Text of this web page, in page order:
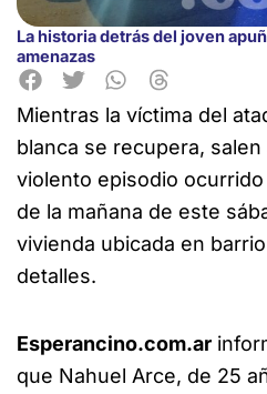
La historia detrás del joven
amenazas
Mientras la víctima del
blanca se recupera, salen
violento episodio
de la mañana de este
vivienda ubicada en
detalles.
Esperancino.com.ar
que Nahuel Arce, de 25